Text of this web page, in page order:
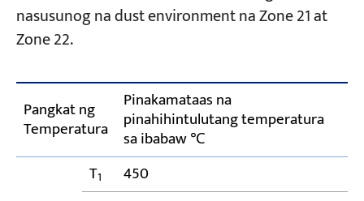
nasusunog na dust environment na Zone 21 at
Zone 22.
Pangkat ng
Temperatura
Pinakamataas na
pinahihintulutang temperatura
sa ibabaw ℃
T1
450